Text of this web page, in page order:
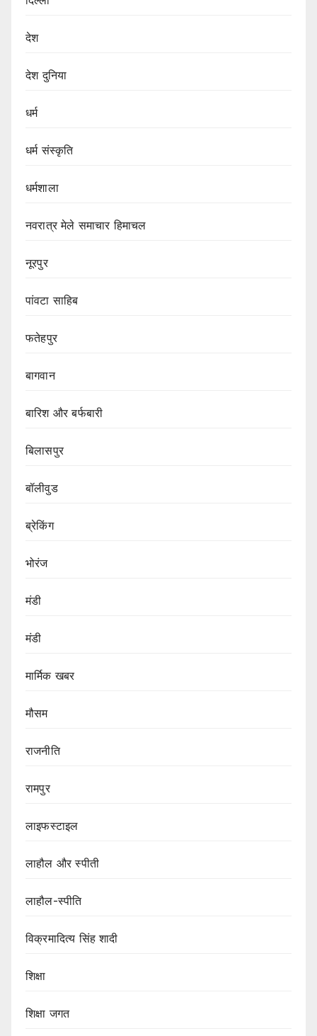
देश
देश दुनिया
धर्म
धर्म संस्कृति
धर्मशाला
नवरात्र मेले समाचार हिमाचल
नूरपुर
पांवटा साहिब
फतेहपुर
बागवान
बारिश और बर्फबारी
बिलासपुर
बॉलीवुड
ब्रेकिंग
भोरंज
मंडी
मंडी
मार्मिक खबर
मौसम
राजनीति
रामपुर
लाइफस्टाइल
लाहौल और स्पीती
लाहौल-स्पीति
विक्रमादित्य सिंह शादी
शिक्षा
शिक्षा जगत